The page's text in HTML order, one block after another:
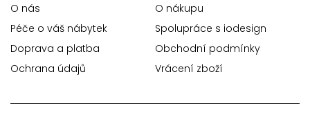
O nás
O nákupu
Péče o váš nábytek
Spolupráce s iodesign
Doprava a platba
Obchodní podmínky
Ochrana údajů
Vrácení zboží